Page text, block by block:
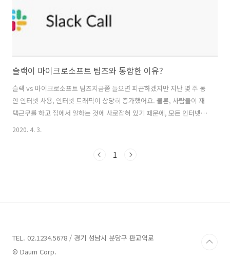
슬랙이 마이크로소프트 팀즈와 통합한 이유?
슬랙 vs 마이크로소프트 팀즈지금쯤 들으면 피곤하겠지만 지난 몇 주 동
안 인터넷 사용, 인터넷 트래픽이 상당히 증가했어요. 물론, 사람들이 재
택근무를 하고 집에서 일하는 것에 사로잡혀 있기 때문에, 모든 인터넷
사용량이 오락용인 것은 아닙니다. 아무튼 인터넷 사용량이 크게 증가하
수 있는 기회가 되었고 슬랙(Slack)은 경쟁업체로부터 시장 점유율을 되
2020. 4. 3.
1
TEL. 02.1234.5678 / 경기 성남시 분당구 판교역로
© Daum Corp.